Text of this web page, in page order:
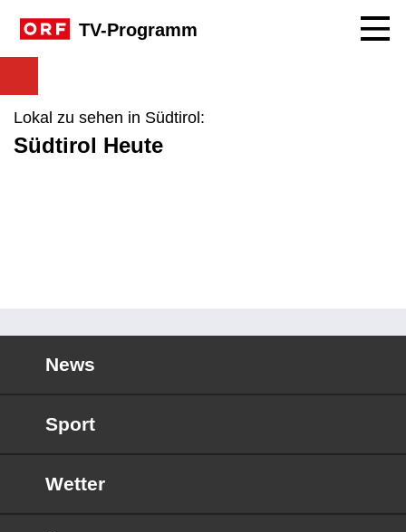
TV-Programm
Lokal zu sehen in Südtirol:
Südtirol Heute
News
Sport
Wetter